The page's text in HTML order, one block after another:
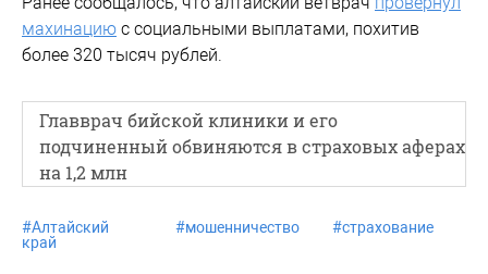
махинацию с социальными выплатами, похитив
более 320 тысяч рублей.
Главврач бийской клиники и его
подчиненный обвиняются в страховых аферах
на 1,2 млн
#Алтайский
край
#мошенничество #страхование